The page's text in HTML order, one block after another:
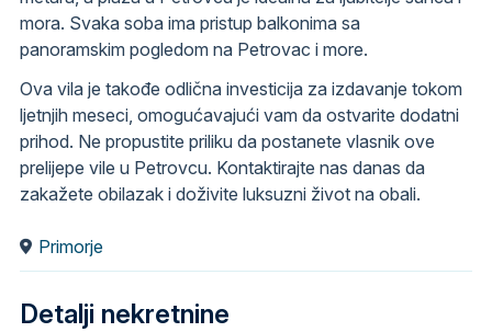
mora. Svaka soba ima pristup balkonima sa
panoramskim pogledom na Petrovac i more.
Ova vila je takođe odlična investicija za izdavanje tokom
ljetnjih meseci, omogućavajući vam da ostvarite dodatni
prihod. Ne propustite priliku da postanete vlasnik ove
prelijepe vile u Petrovcu. Kontaktirajte nas danas da
zakažete obilazak i doživite luksuzni život na obali.
Primorje
Detalji nekretnine